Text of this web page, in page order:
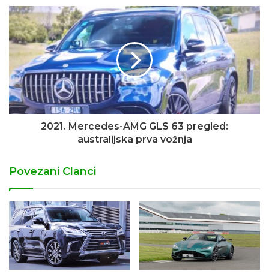
2021. Mercedes-AMG GLS 63 pregled:
australijska prva vožnja
Povezani Clanci